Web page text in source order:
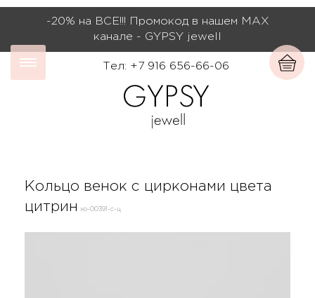
-20% на ВСЕ!!! Промокод в нашем МАХ
канале - GYPSY jewell
Тел: +7 916 656-66-06
Кольцо венок с цирконами цвета
цитрин
ко-00391-с-ц